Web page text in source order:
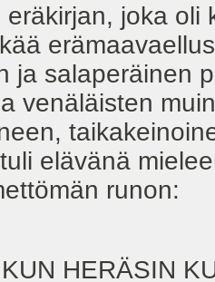
eräkirjan, joka
ja salaperäinen
venäläisten
elävänä
runon:
HERÄSIN